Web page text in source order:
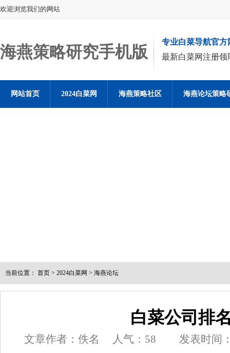
欢迎浏览我们的网站
海燕策略研究手机版
专业白菜导航官方
最新白菜网注册领
网站首页 2024白菜网 海燕策略社区 海燕论坛策略
当前位置： 首页 > 2024白菜网 > 海燕论坛
白菜公司排
文章作者：佚名 人气： 58 发表时间